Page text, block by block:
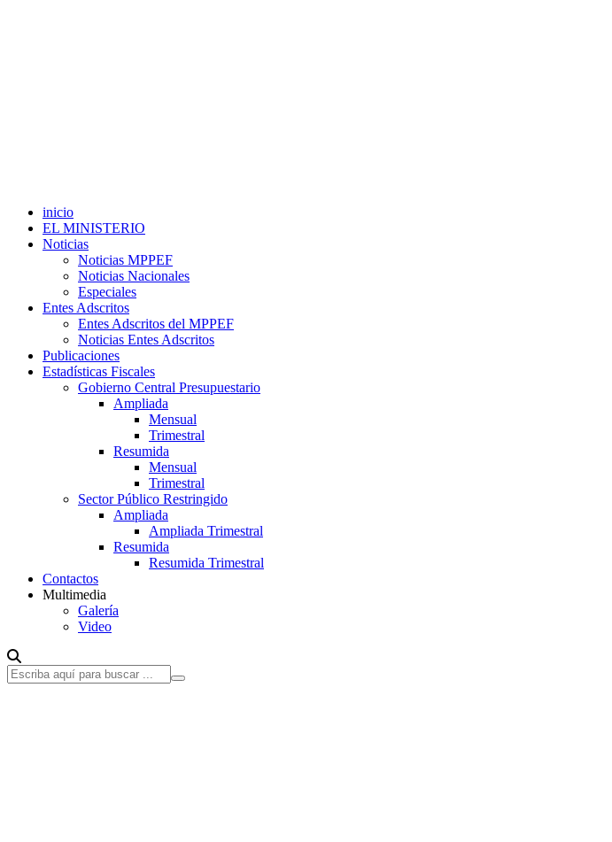
inicio
EL MINISTERIO
Noticias
Noticias MPPEF
Noticias Nacionales
Especiales
Entes Adscritos
Entes Adscritos del MPPEF
Noticias Entes Adscritos
Publicaciones
Estadísticas Fiscales
Gobierno Central Presupuestario
Ampliada
Mensual
Trimestral
Resumida
Mensual
Trimestral
Sector Público Restringido
Ampliada
Ampliada Trimestral
Resumida
Resumida Trimestral
Contactos
Multimedia
Galería
Video